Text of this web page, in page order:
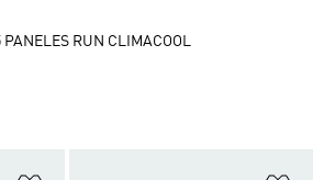
PANELES RUN CLIMACOOL